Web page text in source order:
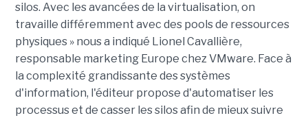
silos. Avec les avancées de la virtualisation, on
travaille différemment avec des pools de ressources
physiques » nous a indiqué Lionel Cavallière,
responsable marketing Europe chez VMware. Face à
la complexité grandissante des systèmes
d'information, l'éditeur propose d'automatiser les
processus et de casser les silos afin de mieux suivre